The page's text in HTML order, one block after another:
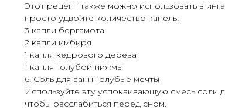
Этот рецепт также можно использовать в
просто удвойте количество капель!
3 капли бергамота
2 капли имбиря
1 капля кедрового дерева
1 капля голубой пижмы
6. Соль для ванн Голубые мечты
Используйте эту успокаивающую смесь соли
чтобы расслабиться перед сном.